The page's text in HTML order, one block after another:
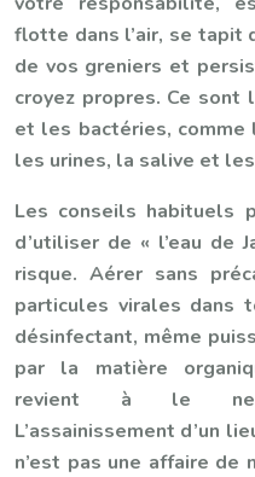
flotte dans l’air, se tapit
de vos greniers et
croyez propres. Ce sont
et les bactéries,
les urines, la salive et
Les conseils habituels
d’utiliser de « l’eau de
risque. Aérer sans
particules virales dans
désinfectant, même
par la matière
revient à le
L’assainissement d’un
n’est pas une affaire de